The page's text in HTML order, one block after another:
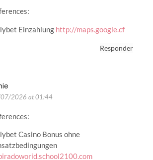
Einzahlung http://maps.google.cf
Responder
2026 at 01:44
Casino Bonus ohne